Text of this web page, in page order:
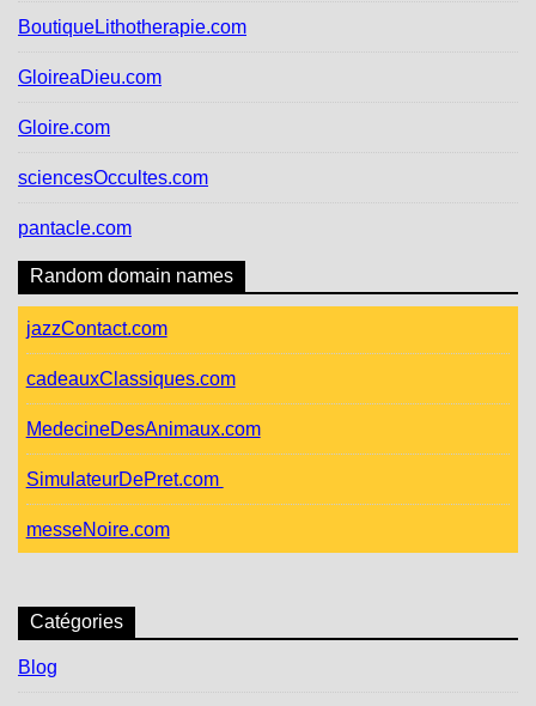
BoutiqueLithotherapie.com
GloireaDieu.com
Gloire.com
sciencesOccultes.com
pantacle.com
Random domain names
jazzContact.com
cadeauxClassiques.com
MedecineDesAnimaux.com
SimulateurDePret.com
messeNoire.com
Catégories
Blog